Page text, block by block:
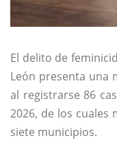
El delito de
León presenta una
al registrarse 86
2026, de los cuales
siete municipios.